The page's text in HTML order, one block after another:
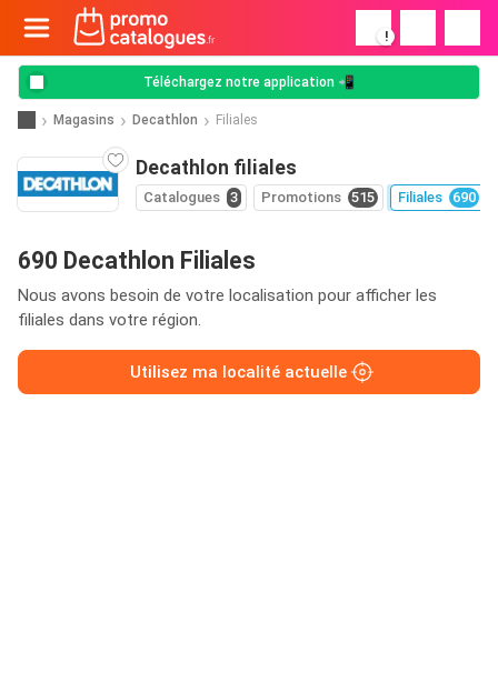
!
Téléchargez notre application 📲
Magasins Decathlon Filiales
Decathlon filiales
Catalogues 3 Promotions 515 Filiales 690
690 Decathlon Filiales
Nous avons besoin de votre localisation pour afficher les
filiales dans votre région.
Utilisez ma localité actuelle